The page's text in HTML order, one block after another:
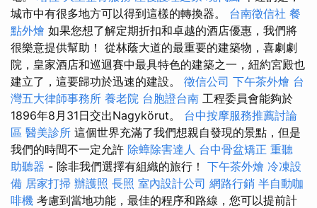
城市中有很多地方可以得到這樣的轉換器。 台南徵信社 餐
點外燴 如果您想了解定期折扣和卓越的酒店優惠，我們將
很樂意提供幫助！ 從林蔭大道的最重要的建築物，喜劇劇
院，皇家酒店和巡迴賽中最具特色的建築之一，紐約宮殿也
建立了，這要歸功於迅速的建設。 徵信公司 下午茶外燴 台
灣五大律師事務所 養老院 台胞證台南 工程委員會能夠於
1896年8月31日交出Nagykörut。 台中按摩服務推薦討論
區 醫美診所 這個世界充滿了我們想親自發現的景點，但是
我們的時間不一定允許 除蟑除害達人 台中骨盆矯正 重聽
助聽器 - 除非我們選擇有組織的旅行！ 下午茶外燴 冷凍設
備 居家打掃 辦護照 長照 室內設計公司 網路行銷 半自動咖
啡機 考慮到當地功能，最佳的程序和路線，您可以提前計